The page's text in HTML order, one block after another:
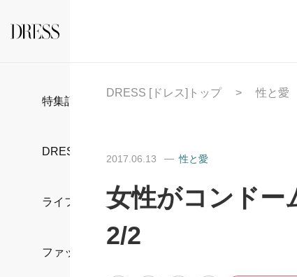
特集記事
DRESS部活
ライフスタイル
ファッション
DRESS [ドレス]トップ 性と愛
2017.06.13 性と愛
女性がコンドー
2/2